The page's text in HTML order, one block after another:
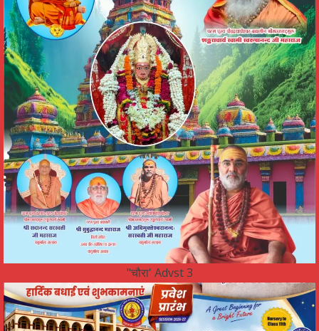
"चौरा' Advst 3